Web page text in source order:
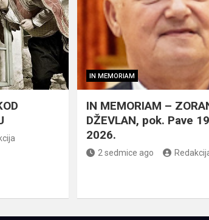
IN MEMORIAM
IN MEMORIAM –
DŽEVLAN, pok. Pave
2026.
2 sedmice ago